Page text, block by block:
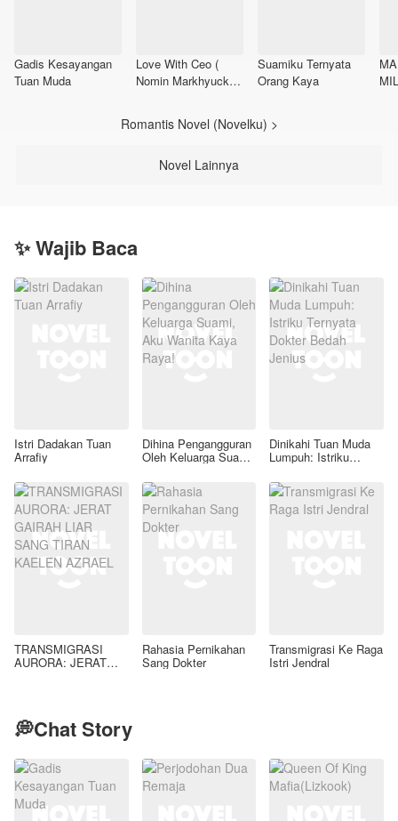
Gadis Kesayangan
Tuan Muda
Love With Ceo (
Nomin Markhyuck
Suamiku Ternyata
Orang Kaya
Romantis Novel (Novelku) >
Novel Lainnya
✨ Wajib Baca
Istri Dadakan Tuan
Arrafiy
Dihina Pengangguran
Oleh Keluarga Suami,
Raya!
Dinikahi Tuan Muda
Lumpuh: Istriku
Bedah Jenius
TRANSMIGRASI
AURORA: JERAT
Rahasia Pernikahan
Sang Dokter
Transmigrasi Ke Raga
Istri Jendral
💭Chat Story